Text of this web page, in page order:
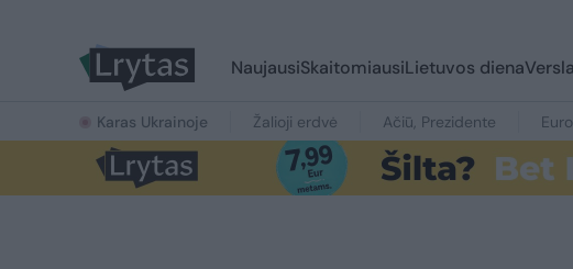
NaujausiSkaitomiausiLietuvos diena
Karas Ukrainoje Žalioji erdvė Ačiū, Prezidente